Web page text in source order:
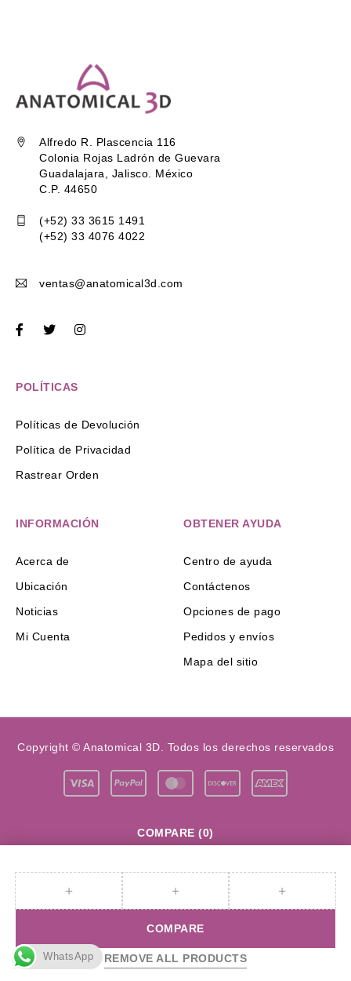
Alfredo R. Plascencia 116
Colonia Rojas Ladrón de Guevara
Guadalajara, Jalisco. México
C.P. 44650
(+52) 33 3615 1491
(+52) 33 4076 4022
ventas@anatomical3d.com
POLÍTICAS
Políticas de Devolución
Política de Privacidad
Rastrear Orden
INFORMACIÓN
Acerca de
Ubicación
Noticias
Mi Cuenta
OBTENER AYUDA
Centro de ayuda
Contáctenos
Opciones de pago
Pedidos y envíos
Mapa del sitio
Copyright © Anatomical 3D. Todos los derechos reservados
WhatsApp
COMPARE (0)
COMPARE
REMOVE ALL PRODUCTS